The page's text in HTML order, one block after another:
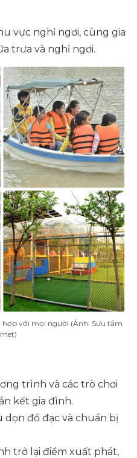
vực nghỉ ngơi, cùng gia
trưa và nghỉ ngơi.
hợp với mọi người (Ảnh: Sưu tầm
trình và các trò chơi
kết gia đình.
dọn đồ đạc và chuẩn bị
trở lại điểm xuất phát,